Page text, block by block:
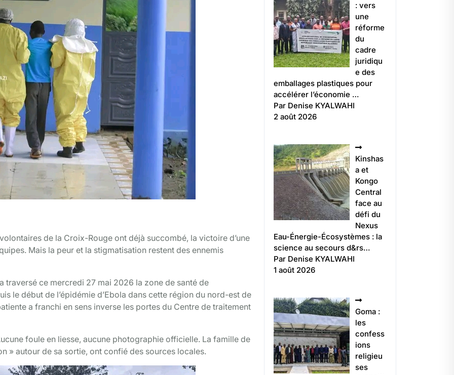
de la Croix-Rouge ont déjà succombé, la victoire d’une
Mais la peur et la stigmatisation restent des ennemis
traversé ce mercredi 27 mai 2026 la zone de santé de
le début de l’épidémie d’Ebola dans cette région du nord-est de
a franchi en sens inverse les portes du Centre de traitement
foule en liesse, aucune photographie officielle. La famille de
» autour de sa sortie, ont confié des sources locales.
: vers
une
réforme
du
cadre
juridiqu
e des
emballages plastiques pour
accélérer l’économie …
Par Denise KYALWAHI
2 août 2026
Kinshas
a et
Kongo
Central
face au
défi du
Nexus
Eau-Énergie-Écosystèmes : la
science au secours d&rs…
Par Denise KYALWAHI
1 août 2026
Goma :
les
confess
ions
religieu
ses